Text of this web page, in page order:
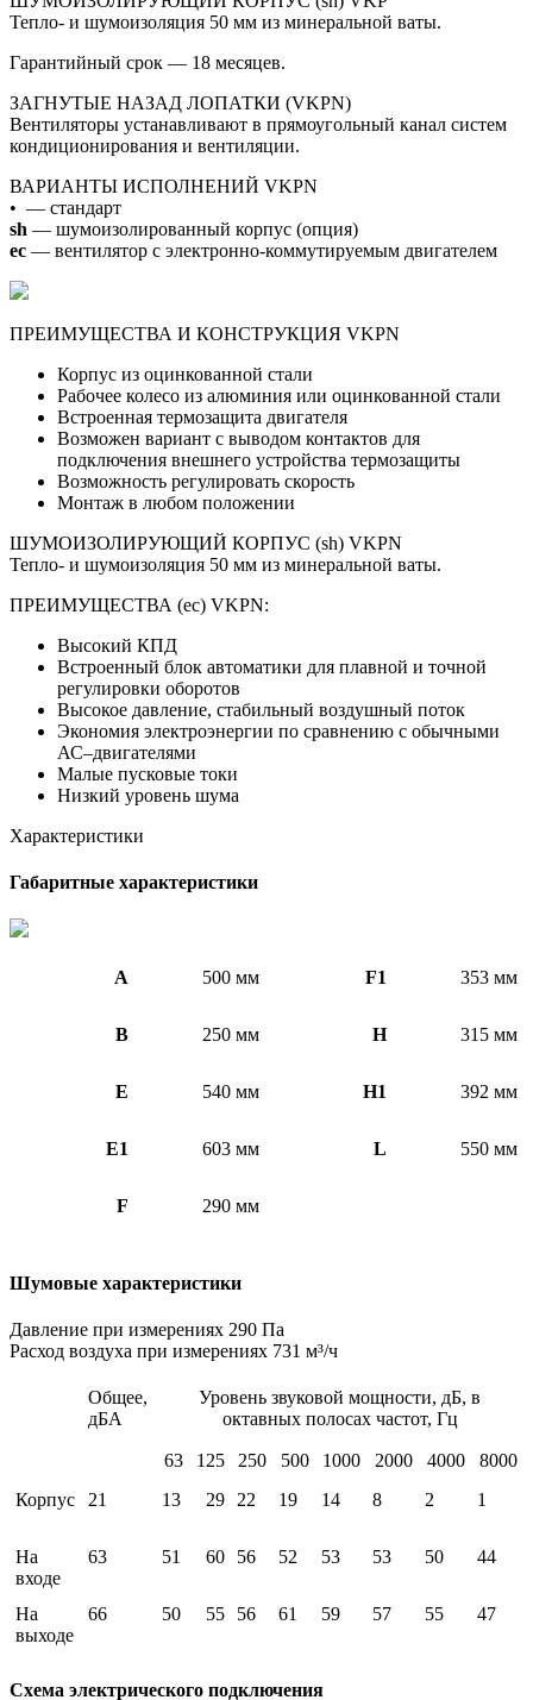
Тепло- и шумоизоляция 50 мм из минеральной ваты.
Гарантийный срок — 18 месяцев.
ЗАГНУТЫЕ НАЗАД ЛОПАТКИ (VKPN)
Вентиляторы устанавливают в прямоугольный канал систем
кондиционирования и вентиляции.
ВАРИАНТЫ ИСПОЛНЕНИЙ VKPN
• — стандарт
sh — шумоизолированный корпус (опция)
ec — вентилятор с электронно-коммутируемым двигателем
ПРЕИМУЩЕСТВА И КОНСТРУКЦИЯ VKPN
Корпус из оцинкованной стали
Рабочее колесо из алюминия или оцинкованной стали
Встроенная термозащита двигателя
Возможен вариант с выводом контактов для
подключения внешнего устройства термозащиты
Возможность регулировать скорость
Монтаж в любом положении
ШУМОИЗОЛИРУЮЩИЙ КОРПУС (sh) VKPN
Тепло- и шумоизоляция 50 мм из минеральной ваты.
ПРЕИМУЩЕСТВА (ec) VKPN:
Высокий КПД
Встроенный блок автоматики для плавной и точной
регулировки оборотов
Высокое давление, стабильный воздушный поток
Экономия электроэнергии по сравнению с обычными
АС–двигателями
Малые пусковые токи
Низкий уровень шума
Характеристики
Габаритные характеристики
A 500 мм F1 353 мм
B 250 мм H 315 мм
E 540 мм H1 392 мм
E1 603 мм L 550 мм
F 290 мм
Шумовые характеристики
Давление при измерениях 290 Па
Расход воздуха при измерениях 731 м³/ч
Общее,
дБА
Уровень звуковой мощности, дБ, в
октавных полосах частот, Гц
63 125 250 500 1000 2000 4000
8000
Корпус
21 13 29 22 19 14 8 2 1
На
входе
63 51 60 56 52 53 53 50 44
На
выходе
66 50 55 56 61 59 57 55 47
Схема электрического подключения